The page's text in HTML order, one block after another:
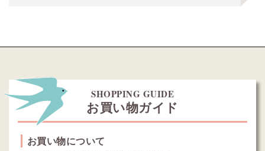
SHOPPING GUIDE
お買い物ガイド
お買い物について